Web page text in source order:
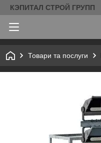
КЭПИТАЛ СТРОЙ ГРУПП
Товари та послуги